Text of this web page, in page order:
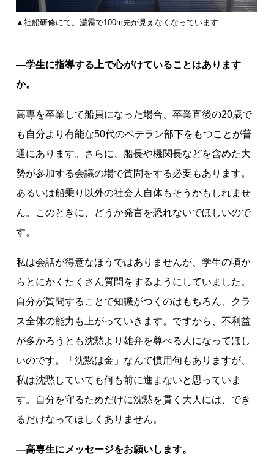
▲社船研修にて。濃霧で100m先が見えなくなっています
―学生に指導する上で心がけていることはあります
か。
高専を卒業して船員になった場合、卒業直後の20歳で
も自分より有能な50代のベテラン部下をもつことが普
通にあります。さらに、船長や機関長などを含めた大
勢が参加する会議の場で質問をする必要もあります。
あるいは船乗り以外の社会人自体もそうかもしれませ
ん。このときに、どうか発言を恐れないでほしいので
す。
私は会話が得意なほうではありませんが、学生の頃か
らとにかくたくさん質問をするようにしていました。
自分が質問することで知識がつくのはもちろん、クラ
ス全体の能力も上がっていきます。ですから、不利益
が多かろうとも沈黙より雄弁を尊べる人になってほし
いのです。「沈黙は金」なんて慣用句もありますが、
私は沈黙していても何も前に進まないと思っていま
す。自分を守るためだけに沈黙を貫く大人には、でき
るだけなってほしくありません。
―高専生にメッセージをお願いします。